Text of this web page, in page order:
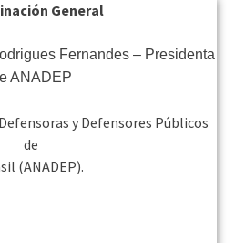
General
Fernandes – Presidenta
ANADEP
y Defensores Públicos
de
(ANADEP).